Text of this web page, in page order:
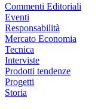
Commenti Editoriali
Eventi
Responsabilità
Mercato Economia
Tecnica
Interviste
Prodotti tendenze
Progetti
Storia